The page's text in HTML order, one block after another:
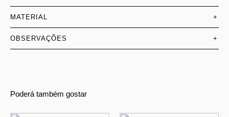
MATERIAL +
OBSERVAÇÕES +
Poderá também gostar